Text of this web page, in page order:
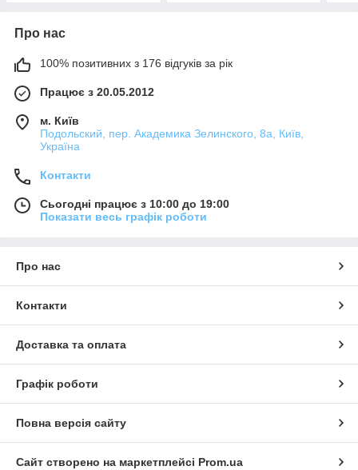
Про нас
100% позитивних з 176 відгуків за рік
Працює з 20.05.2012
м. Київ
Подольский, пер. Академика Зелинского, 8а, Київ,
Україна
Контакти
Сьогодні працює з 10:00 до 19:00
Показати весь графік роботи
Про нас
Контакти
Доставка та оплата
Графік роботи
Повна версія сайту
Сайт створено на маркетплейсі Prom.ua